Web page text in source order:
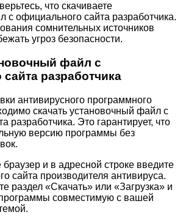
что скачиваете
с официального сайта разработчика.
сомнительных источников
угроз безопасности.
файл с
разработчика
антивирусного программного
скачать установочный файл с
разработчика. Это гарантирует, что
версию программы без
браузер и в адресной строке введите
сайта производителя антивируса.
раздел «Скачать» или «Загрузка» и
совместимую с вашей